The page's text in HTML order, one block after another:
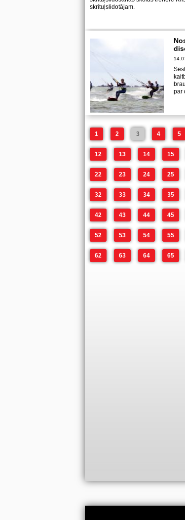
skrituļslidotājam.
par
1 2 3 4 5
12 13 14 15
22 23 24 25
32 33 34 35
42 43 44 45
52 53 54 55
62 63 64 65